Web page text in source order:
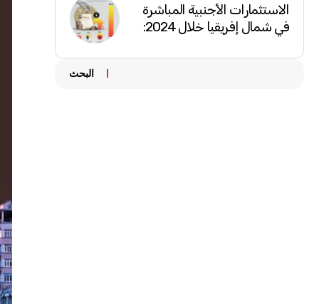
الاستثمارات الأجنبية المباشرة
في شمال إفريقيا خلال 2024:
البحث